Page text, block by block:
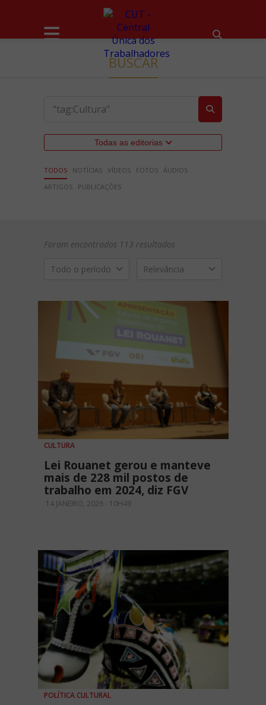
BUSCAR
Todas as editorias
TODOS NOTÍCIAS VÍDEOS FOTOS ÁUDIOS
ARTIGOS
PUBLICAÇÕES
Foram encontrados 113 resultados
Todo o período Relevância
CULTURA
Lei Rouanet gerou e manteve
mais de 228 mil postos de
trabalho em 2024, diz FGV
14 JANEIRO, 2026 - 10H49
POLÍTICA CULTURAL